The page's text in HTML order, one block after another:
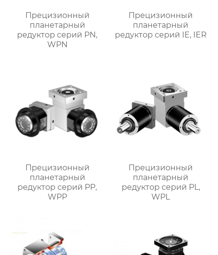
Прецизионный
планетарный
редуктор серий PN,
WPN
Прецизионный
планетарный
редуктор серий IE, IER
Прецизионный
планетарный
редуктор серий PP,
WPP
Прецизионный
планетарный
редуктор серий PL,
WPL